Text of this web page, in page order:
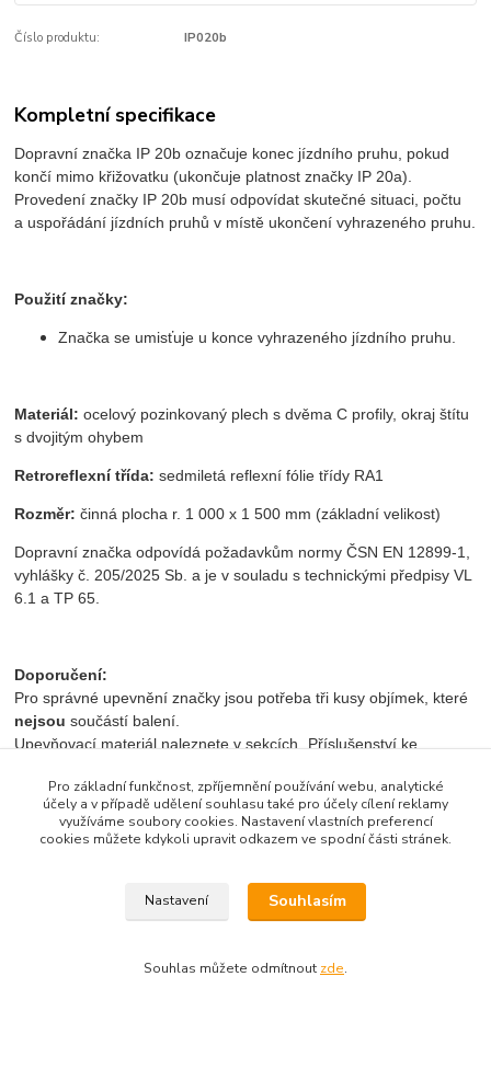
Číslo produktu: IP020b
Kompletní specifikace
Dopravní značka IP 20b označuje konec jízdního pruhu, pokud
končí mimo křižovatku (ukončuje platnost značky IP 20a).
Provedení značky IP 20b musí odpovídat skutečné situaci, počtu
a uspořádání jízdních pruhů v místě ukončení vyhrazeného pruhu.
Použití značky:
Značka se umisťuje u konce vyhrazeného jízdního pruhu.
Materiál: ocelový pozinkovaný plech s dvěma C profily, okraj štítu
s dvojitým ohybem
Retroreflexní třída: sedmiletá reflexní fólie třídy RA1
Rozměr: činná plocha r. 1 000 x 1 500 mm (základní velikost)
Dopravní značka odpovídá požadavkům normy ČSN EN 12899-1,
vyhlášky č. 205/2025 Sb. a je v souladu s technickými předpisy VL
6.1 a TP 65.
Doporučení:
Pro správné upevnění značky jsou potřeba tři kusy objímek, které
nejsou součástí balení.
Upevňovací materiál naleznete v sekcích „Příslušenství ke
Značku lze poptat v různých reflexních třídách (RA2 a RA3).
Vámi zvolenou podobu značky nebo symbol, prosím, uveďte
do poznámky u objednávky
Pro základní funkčnost, zpříjemnění používání webu, analytické
účely a v případě udělení souhlasu také pro účely cílení reklamy
využíváme soubory cookies. Nastavení vlastních preferencí
cookies můžete kdykoli upravit odkazem ve spodní části stránek.
Nastavení Souhlasím
Souhlas můžete odmítnout zde.